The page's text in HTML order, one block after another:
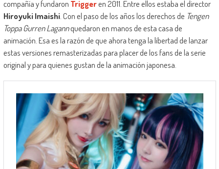
compañía y fundaron Triggeren 2011. Entre ellos estaba el director
Hiroyuki Imaishi. Con el paso de los años los derechos de Tengen
Toppa Gurren Lagannquedaron en manos de esta casa de
animación. Esa es la razón de que ahora tenga la libertad de lanzar
estas versiones remasterizadas para placer de los fans de la serie
original y para quienes gustan de la animación japonesa.